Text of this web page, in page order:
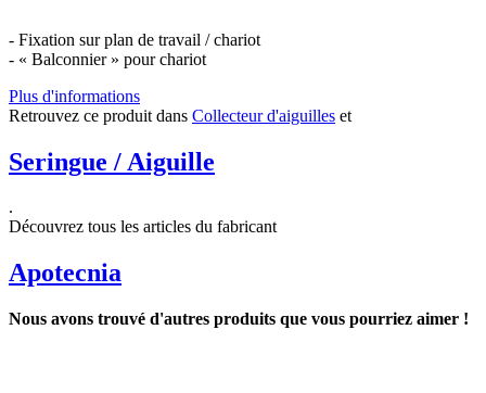
- Fixation sur plan de travail / chariot
- « Balconnier » pour chariot
Plus d'informations
Retrouvez ce produit dans Collecteur d'aiguilles et
Seringue / Aiguille
.
Découvrez tous les articles du fabricant
Apotecnia
Nous avons trouvé d'autres produits que vous pourriez aimer !